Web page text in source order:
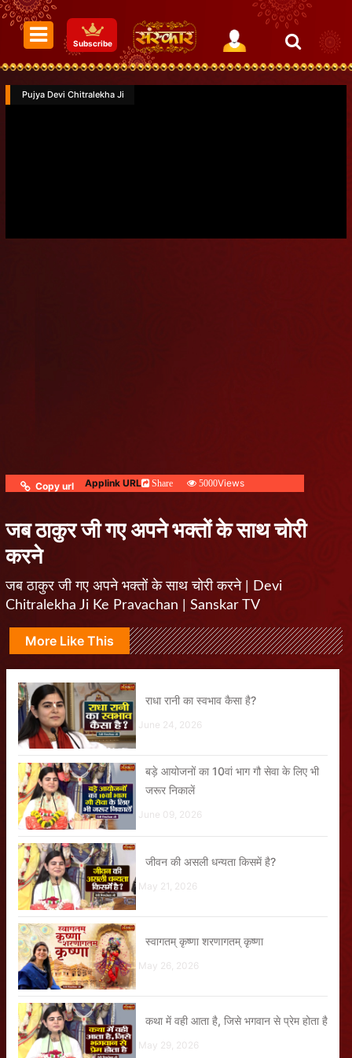
Subscribe
Pujya Devi Chitralekha Ji
Copy url Applink URL Share 5000Views
जब ठाकुर जी गए अपने भक्तों के साथ चोरी
करने
जब ठाकुर जी गए अपने भक्तों के साथ चोरी करने | Devi
Chitralekha Ji Ke Pravachan | Sanskar TV
More Like This
राधा रानी का स्वभाव कैसा है?
June 24, 2026
बड़े आयोजनों का 10वां भाग गौ सेवा के लिए भी
जरूर निकालें
June 09, 2026
जीवन की असली धन्यता किसमें है?
May 21, 2026
स्वागतम् कृष्णा शरणागतम् कृष्णा
May 26, 2026
कथा में वही आता है, जिसे भगवान से प्रेम होता है
May 29, 2026